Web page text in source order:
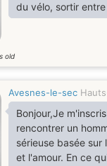
du vélo, sortir entre
old
Avesnes-le-sec
Bonjour,Je
rencontrer un
sérieuse basée
et l'amour. En ce